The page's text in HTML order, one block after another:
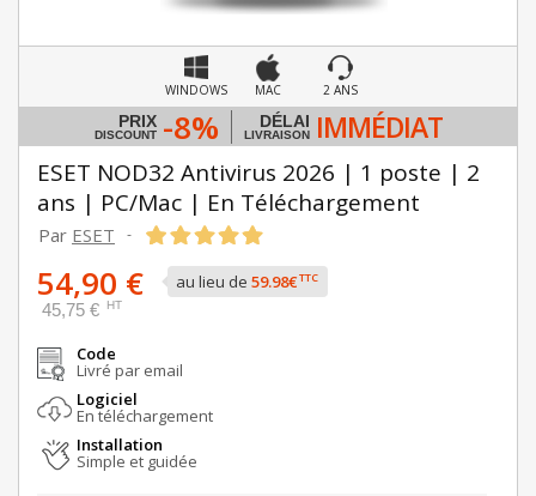
WINDOWS MAC 2 ANS
PRIX
DISCOUNT -8% DÉLAI
LIVRAISON IMMÉDIAT
ESET NOD32 Antivirus 2026 | 1 poste | 2
ans | PC/Mac | En Téléchargement
Par ESET -
54,90 € au lieu de 59.98€TTC
45,75 € HT
Code
Livré par email
Logiciel
En téléchargement
Installation
Simple et guidée